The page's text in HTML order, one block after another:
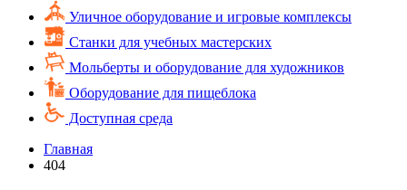
Уличное оборудование и игровые комплексы
Cтанки для учебных мастерских
Мольберты и оборудование для художников
Оборудование для пищеблока
Доступная среда
Главная
404